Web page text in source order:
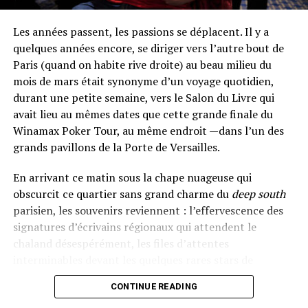
Les années passent, les passions se déplacent. Il y a
quelques années encore, se diriger vers l’autre bout de
Paris (quand on habite rive droite) au beau milieu du
mois de mars était synonyme d’un voyage quotidien,
durant une petite semaine, vers le Salon du Livre qui
avait lieu au mêmes dates que cette grande finale du
Winamax Poker Tour, au même endroit —dans l’un des
grands pavillons de la Porte de Versailles.
En arrivant ce matin sous la chape nuageuse qui
obscurcit ce quartier sans grand charme du deep south
parisien, les souvenirs reviennent : l’effervescence des
signatures d’écrivains régionaux qui attendent le
chaland désespérément, les files d’attentes
l’édition, les stands thématiques qui rappellent plus le
salon de l’agriculture que la décadence germano-
CONTINUE READING